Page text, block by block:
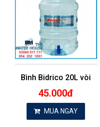
Bình Bidrico 20L vòi
45.000đ
MUA NGAY